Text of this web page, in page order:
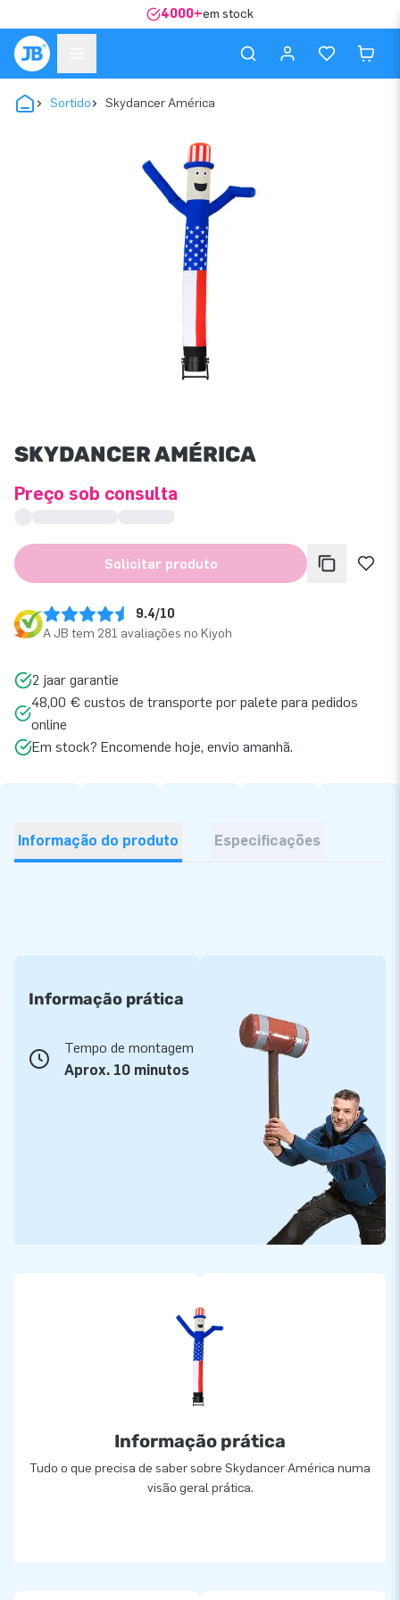
4000+em stock
Sortido Skydancer América
SKYDANCER AMÉRICA
Preço sob consulta
Solicitar produto
9.4/10
A JB tem 281 avaliações no Kiyoh
2 jaar garantie
48,00 € custos de transporte por palete para pedidos
online
Em stock? Encomende hoje, envio amanhã.
Informação do produto Especificações
Informação prática
Tempo de montagem
Aprox. 10 minutos
Informação prática
Tudo o que precisa de saber sobre Skydancer América numa
visão geral prática.